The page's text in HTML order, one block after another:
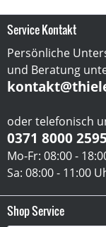
Service Kontakt
Persönliche
und Beratung
oder telefonisch
0371 8000 2595
Mo-Fr: 08:00 -
Sa: 08:00 - 11:00
Shop Service